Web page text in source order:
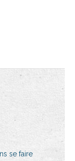
se faire